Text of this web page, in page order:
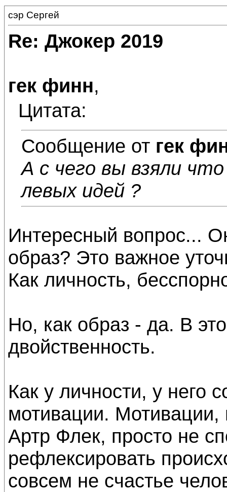
сэр Сергей
Re: Джокер 2019
гек финн,
Цитата:
Сообщение от гек
А с чего вы взяли
левых идей ?
Интересный вопрос...
образ? Это важное
Как личность,
Но, как образ - да. В
двойственность.
Как у личности, у него
мотивации.
Артр Флек, просто не
рефлексировать
совсем не счастье